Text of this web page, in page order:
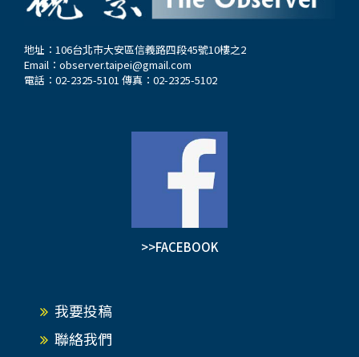
地址：106台北市大安區信義路四段45號10樓之2
Email： observer.taipei@gmail.com
電話：02-2325-5101 傳真：02-2325-5102
>>FACEBOOK
我要投稿
聯絡我們